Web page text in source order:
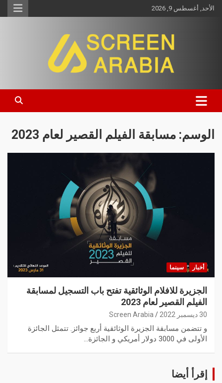
الأحد, أغسطس 9, 2026
Screen Arabia
الوسم: مسابقة الفيلم القصير لعام 2023
أخبار سينما
الجزيرة للافلام الوثائقية تفتح باب التسجيل لمسابقة
الفيلم القصير لعام 2023
30 ديسمبر 2022 Screen Arabia
و تتضمن مسابقة الجزيرة الوثائقية أربع جوائز. تتمثل الجائزة
الأولى في 3000 دولار أمريكي و الجائزة…
إقرأ أيضا